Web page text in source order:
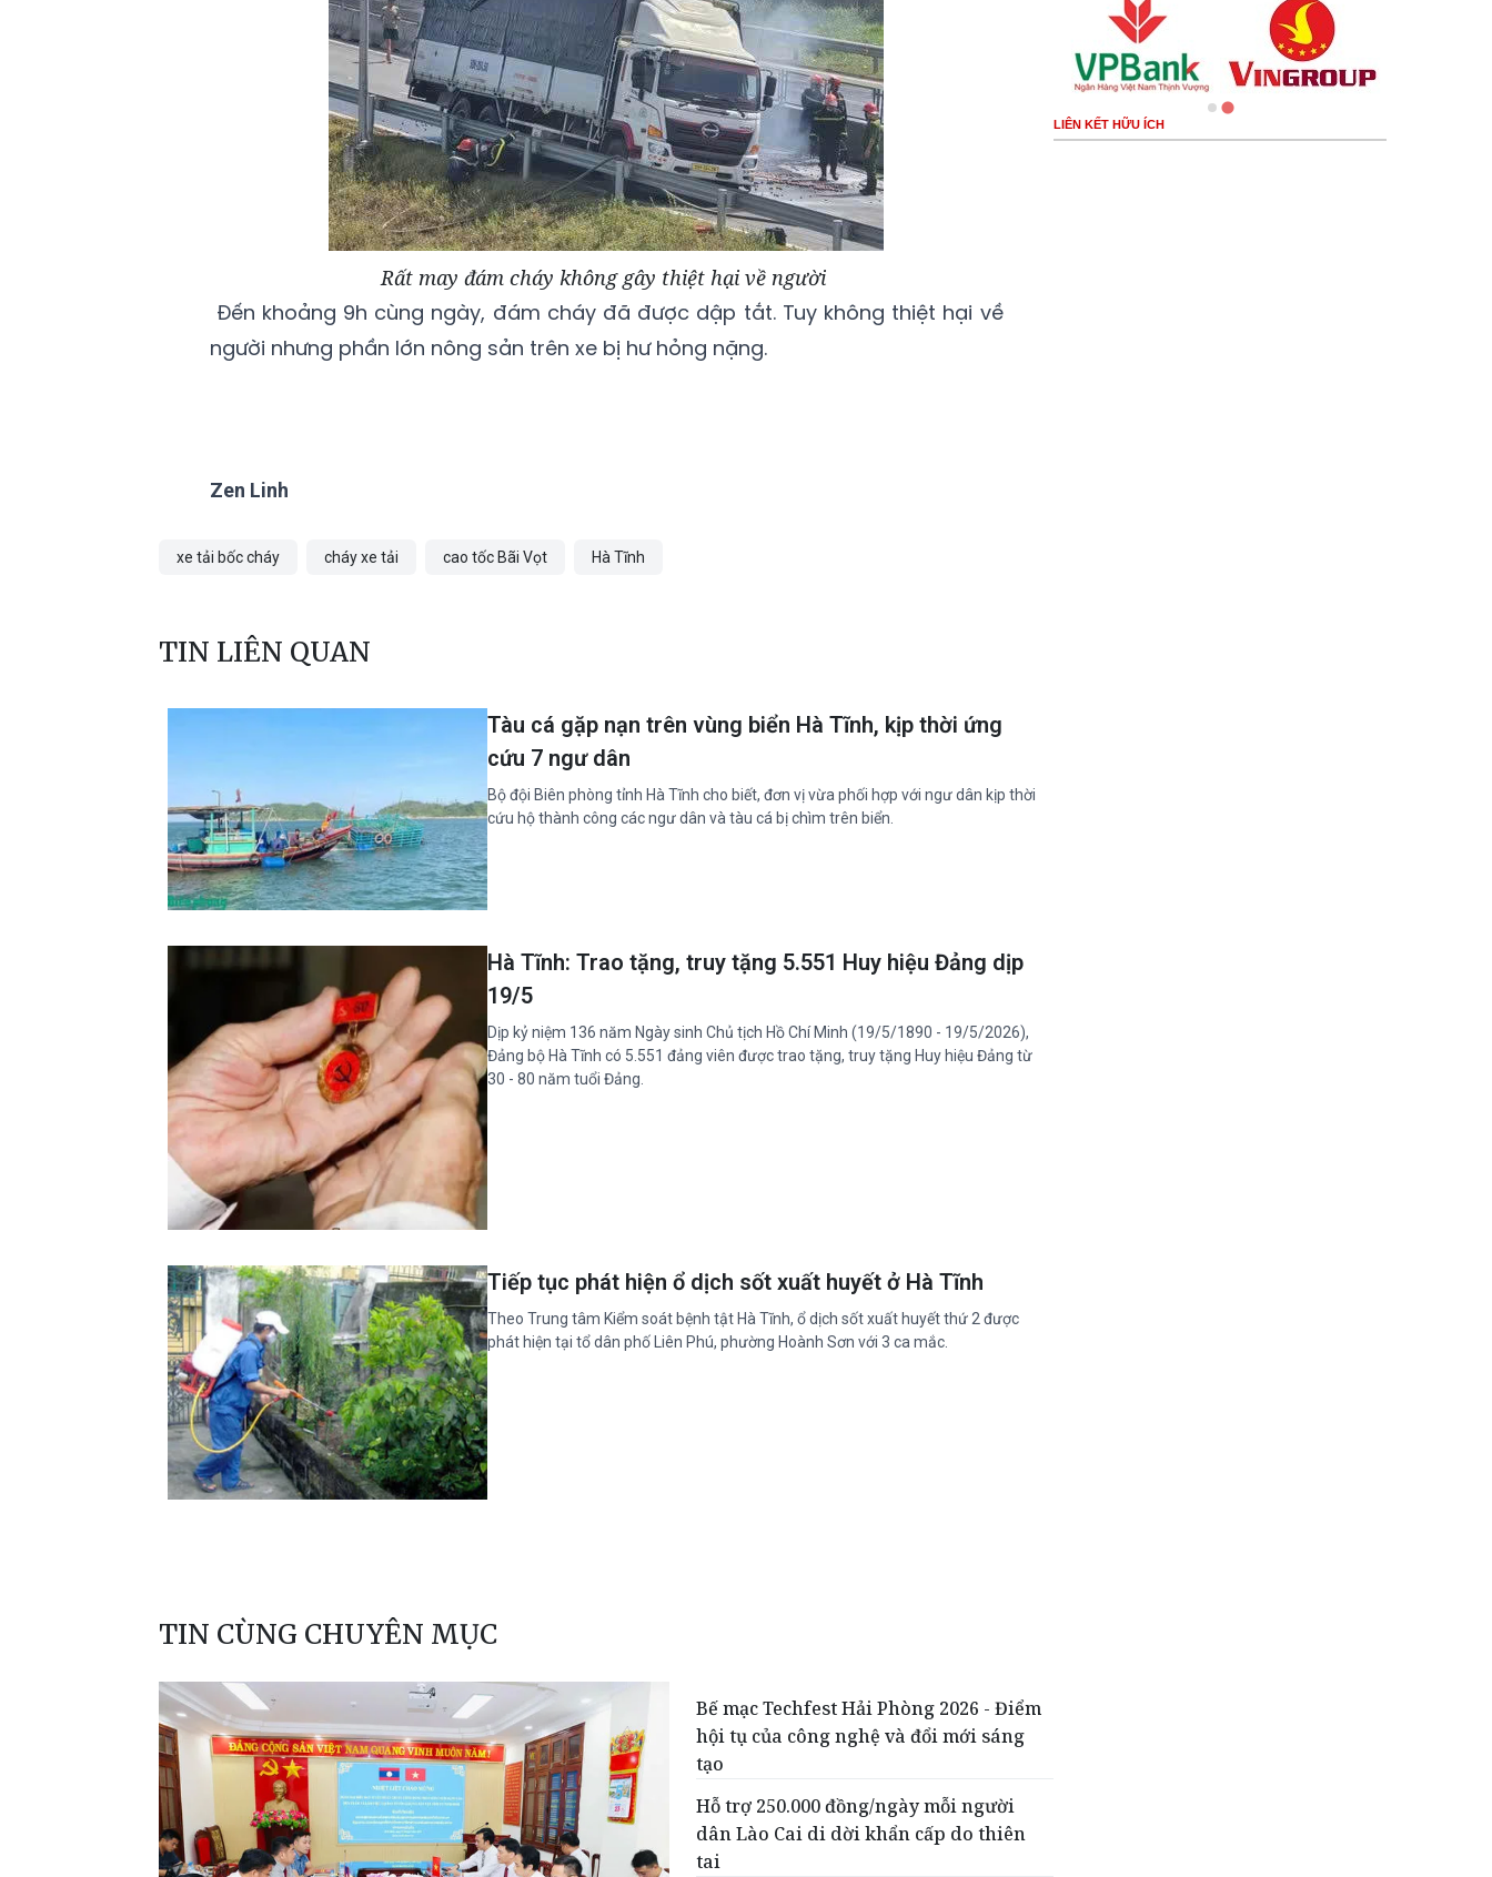
Rất may đám cháy không gây thiệt hại về người
Đến khoảng 9h cùng ngày, đám cháy đã được dập tắt. Tuy không thiệt hại về
người nhưng phần lớn nông sản trên xe bị hư hỏng nặng.
Zen Linh
xe tải bốc cháy cháy xe tải cao tốc Bãi Vọt Hà Tĩnh
TIN LIÊN QUAN
Tàu cá gặp nạn trên vùng biển Hà Tĩnh, kịp thời ứng
cứu 7 ngư dân
Bộ đội Biên phòng tỉnh Hà Tĩnh cho biết, đơn vị vừa phối hợp với ngư dân kịp thời
cứu hộ thành công các ngư dân và tàu cá bị chìm trên biển.
Hà Tĩnh: Trao tặng, truy tặng 5.551 Huy hiệu Đảng dịp
19/5
Dịp kỷ niệm 136 năm Ngày sinh Chủ tịch Hồ Chí Minh (19/5/1890 - 19/5/2026),
Đảng bộ Hà Tĩnh có 5.551 đảng viên được trao tặng, truy tặng Huy hiệu Đảng từ
30 - 80 năm tuổi Đảng.
Tiếp tục phát hiện ổ dịch sốt xuất huyết ở Hà Tĩnh
Theo Trung tâm Kiểm soát bệnh tật Hà Tĩnh, ổ dịch sốt xuất huyết thứ 2 được
phát hiện tại tổ dân phố Liên Phú, phường Hoành Sơn với 3 ca mắc.
TIN CÙNG CHUYÊN MỤC
Bế mạc Techfest Hải Phòng 2026 - Điểm
hội tụ của công nghệ và đổi mới sáng
tạo
Hỗ trợ 250.000 đồng/ngày mỗi người
dân Lào Cai di dời khẩn cấp do thiên
tai
LIÊN KẾT HỮU ÍCH